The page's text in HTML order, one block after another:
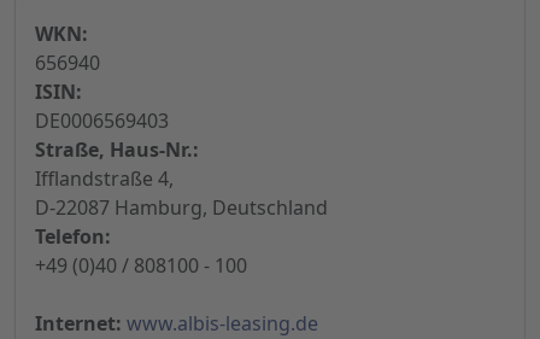
WKN:
656940
ISIN:
DE0006569403
Straße, Haus-Nr.:
Ifflandstraße 4,
D-22087 Hamburg, Deutschland
Telefon:
+49 (0)40 / 808100 - 100
Internet: www.albis-leasing.de